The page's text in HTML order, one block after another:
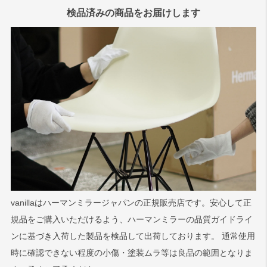
検品済みの商品をお届けします
vanillaはハーマンミラージャパンの正規販売店です。安心して正
規品をご購入いただけるよう、ハーマンミラーの品質ガイドライ
ンに基づき入荷した製品を検品して出荷しております。 通常使用
時に確認できない程度の小傷・塗装ムラ等は良品の範囲となりま